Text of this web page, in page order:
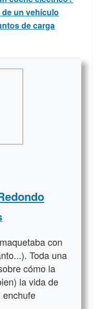
un vehículo
de carga
con
Toda una
cómo la
la vida de
enchufe